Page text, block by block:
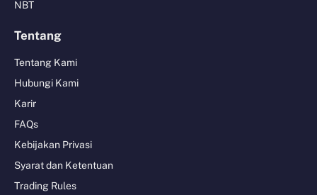
NBT
Tentang
Tentang Kami
Hubungi Kami
Karir
FAQs
Kebijakan Privasi
Syarat dan Ketentuan
Trading Rules